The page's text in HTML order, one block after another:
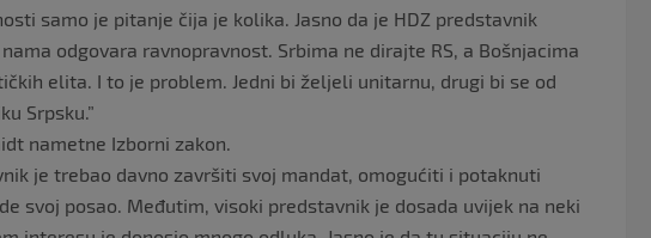
samo je pitanje čija je kolika. Jasno da je HDZ predstavnik
odgovara ravnopravnost. Srbima ne dirajte RS, a Bošnjacima
elita. I to je problem. Jedni bi željeli unitarnu, drugi bi se od
Srpsku.”
nametne Izborni zakon.
je trebao davno završiti svoj mandat, omogućiti i potaknuti
svoj posao. Međutim, visoki predstavnik je dosada uvijek na neki